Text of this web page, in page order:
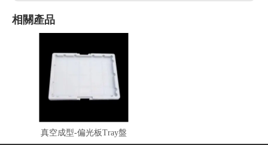
相關產品
真空成型-偏光板Tray盤